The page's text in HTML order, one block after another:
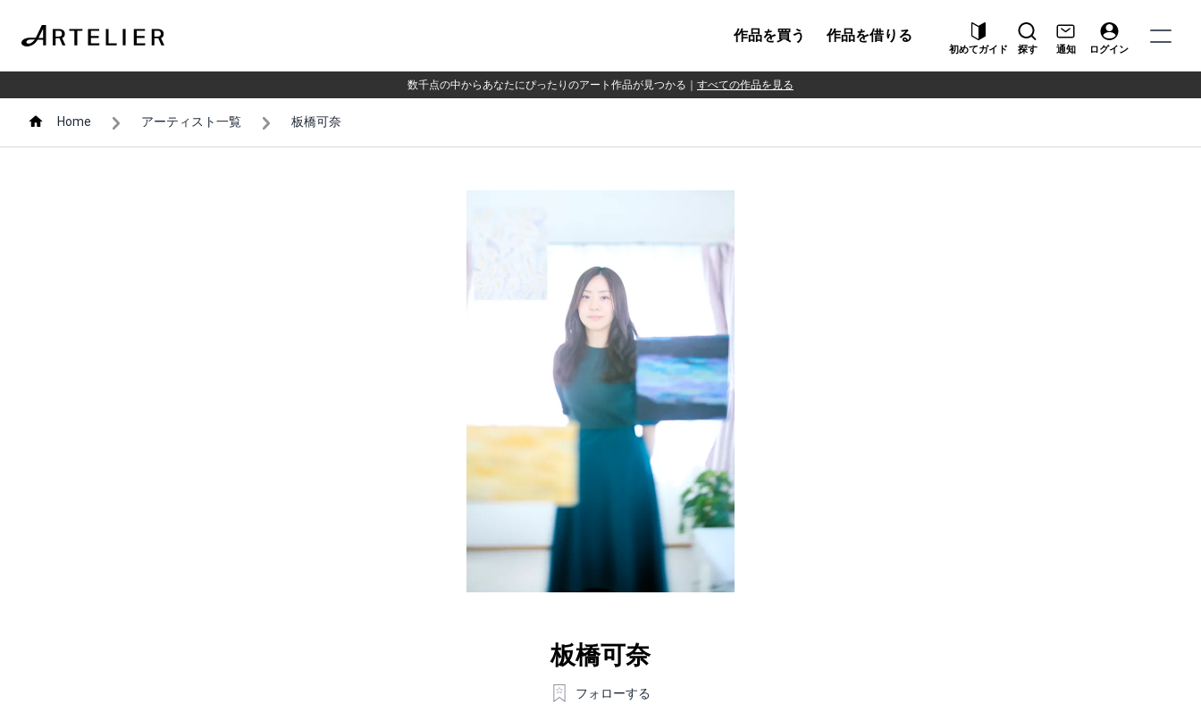
作品を買う 作品を借りる
初めてガイド 探す 通知 ログイン
数千点の中からあなたにぴったりのアート作品が見つかる すべての作品を見る
Home アーティスト一覧 板橋可奈
板橋可奈
フォローする